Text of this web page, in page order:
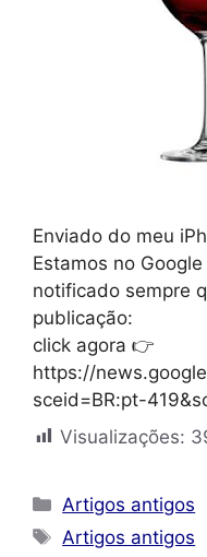
Enviado do meu
Estamos no
notificado sempre
publicação:
click agora 👉
https://
sceid=BR:pt-
Visualizações:
Categorias
Artigos antigos
Tags
Artigos antigos